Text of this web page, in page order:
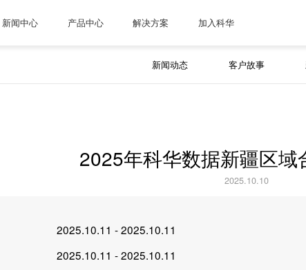
新闻中心 产品中心 解决方案 加入科华
新闻动态 客户故事
2025年科华数据新疆区域
2025.10.10
2025.10.11 - 2025.10.11
2025.10.11 - 2025.10.11